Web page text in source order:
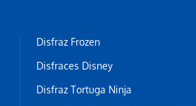
Disfraz Frozen
Disfraces Disney
Disfraz Tortuga Ninja